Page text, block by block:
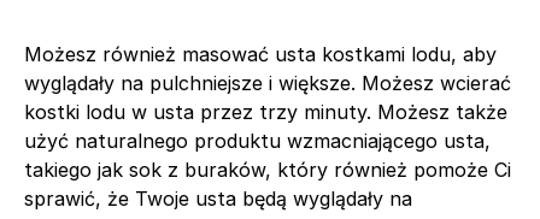
Możesz również masować usta kostkami lodu, aby
wyglądały na pulchniejsze i większe. Możesz wcierać
kostki lodu w usta przez trzy minuty. Możesz także
użyć naturalnego produktu wzmacniającego usta,
takiego jak sok z buraków, który również pomoże Ci
sprawić, że Twoje usta będą wyglądały na